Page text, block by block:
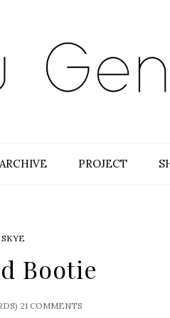
ARCHIVE PROJECT
SKYE
Bootie
21 COMMENTS